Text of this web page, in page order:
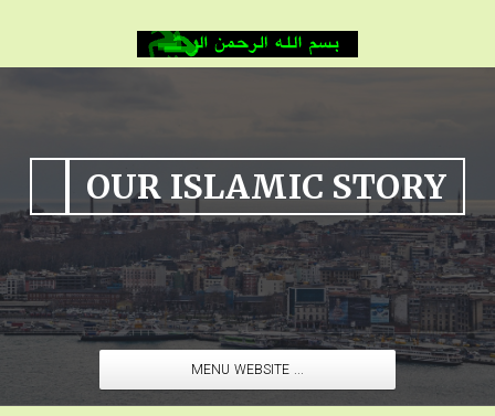
OUR ISLAMIC STORY
MENU WEBSITE ...